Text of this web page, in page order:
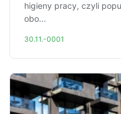
higieny pracy, czyli
obo...
30.11.-0001